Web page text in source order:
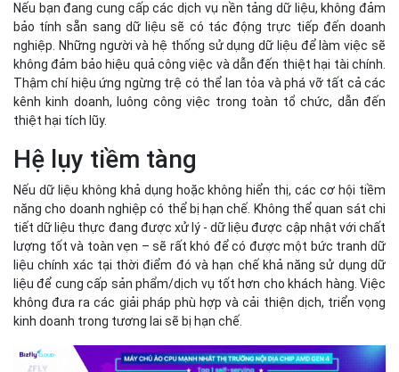
Nếu bạn đang cung cấp các dịch vụ nền tảng dữ liệu, không đảm
bảo tính sẵn sang dữ liệu sẽ có tác động trực tiếp đến doanh
nghiệp. Những người và hệ thống sử dụng dữ liệu để làm việc sẽ
không đảm bảo hiệu quả công việc và dẫn đến thiệt hại tài chính.
Thậm chí hiệu ứng ngừng trệ có thể lan tỏa và phá vỡ tất cả các
kênh kinh doanh, luông công việc trong toàn tổ chức, dẫn đến
thiệt hại tích lũy.
Hệ lụy tiềm tàng
Nếu dữ liệu không khả dụng hoặc không hiển thị, các cơ hội tiềm
năng cho doanh nghiệp có thể bị hạn chế. Không thể quan sát chi
tiết dữ liệu thực đang được xử lý - dữ liệu được cập nhật với chất
lượng tốt và toàn vẹn – sẽ rất khó để có được một bức tranh dữ
liệu chính xác tại thời điểm đó và hạn chế khả năng sử dụng dữ
liệu để cung cấp sản phẩm/dịch vụ tốt hơn cho khách hàng. Việc
không đưa ra các giải pháp phù hợp và cải thiện dịch, triển vọng
kinh doanh trong tương lai sẽ bị hạn chế.